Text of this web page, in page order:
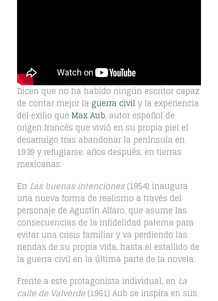
Dicen que no ha habido ningún escritor capaz
de contar mejor la guerra civil y la experiencia
del exilio que Max Aub, autor español de
origen francés que vivió en su propia piel el
desarraigo tras abandonar la península en
1939 y refugiarse, años después, en tierras
mexicanas.
En Las buenas intenciones(1954) inaugura
una nueva forma de realismo a través del
personaje de Agustín Alfaro, que asume las
consecuencias de la infidelidad paterna para
evitar una crisis familiar y va perdiendo las
riendas de su propia vida, hasta el estallido de
la guerra civil en la última parte de la novela.
Frente a este protagonista individual, en La
calle de Valverde (1961) Aub se inspira en sus